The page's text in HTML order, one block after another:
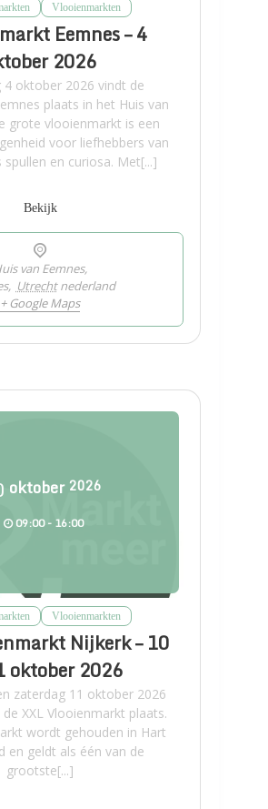
Vlooienmarkten
Eemnes – 4
2026
4 oktober 2026 vindt de
plaats in het Huis van
grote vlooienmarkt is een
voor liefhebbers van
en curiosa. Met[...]
Bekijk
van Eemnes,
, Utrecht nederland
+ Google Maps
oktober 2026
09:00 - 16:00
Vlooienmarkten
Nijkerk – 10
oktober 2026
zaterdag 11 oktober 2026
XXL Vlooienmarkt plaats.
wordt gehouden in Hart
en geldt als één van de
grootste[...]